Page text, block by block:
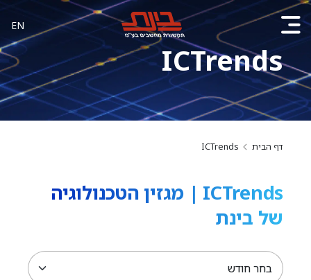
EN
ICTrends
דף הבית ICTrends
ICTrends | מגזין הטכנולוגיה
של בינת